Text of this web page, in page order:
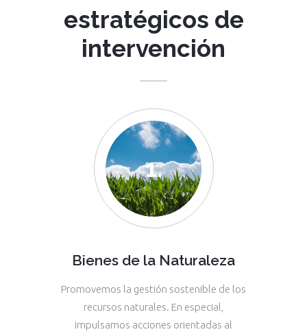
estratégicos de
intervención
Bienes de la Naturaleza
Promovemos la gestión sostenible de los
recursos naturales. En especial,
impulsamos acciones orientadas al